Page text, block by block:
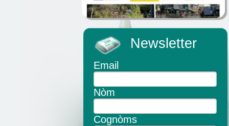
Newsletter
Email
Nòm
Cognòms